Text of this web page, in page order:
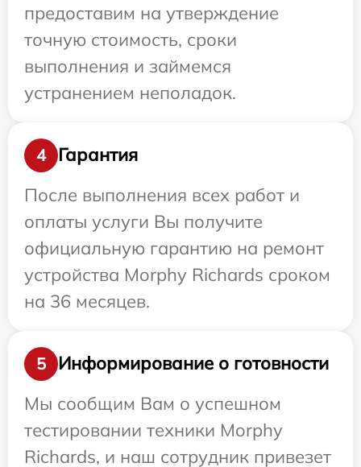
предоставим на утверждение
точную стоимость, сроки
выполнения и займемся
устранением неполадок.
4
Гарантия
После выполнения всех работ и
оплаты услуги Вы получите
официальную гарантию на ремонт
устройства Morphy Richards сроком
на 36 месяцев.
5
Информирование о готовности
Мы сообщим Вам о успешном
тестировании техники Morphy
Richards, и наш сотрудник привезет